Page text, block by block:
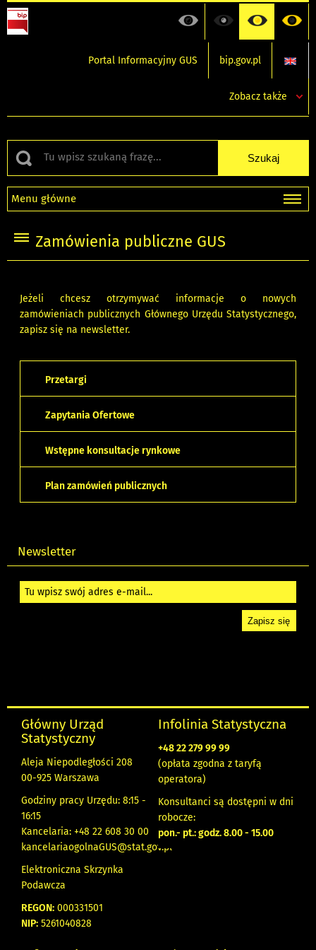
Portal Informacyjny GUS bip.gov.pl
Zobacz także
Menu główne
Zamówienia publiczne GUS
Jeżeli chcesz otrzymywać informacje o nowych
zamówieniach publicznych Głównego Urzędu Statystycznego,
zapisz się na newsletter.
Przetargi
Zapytania Ofertowe
Wstępne konsultacje rynkowe
Plan zamówień publicznych
Newsletter
Główny Urząd
Statystyczny
Aleja Niepodległości 208
00-925 Warszawa
Godziny pracy Urzędu: 8:15 -
16:15
Kancelaria: +48 22 608 30 00
kancelariaogolnaGUS@stat.gov.pl
Elektroniczna Skrzynka
Podawcza
REGON: 000331501
NIP: 5261040828
Infolinia Statystyczna
+48 22 279 99 99
(opłata zgodna z taryfą
operatora)
Konsultanci są dostępni w dni
robocze:
pon.- pt.: godz. 8.00 - 15.00